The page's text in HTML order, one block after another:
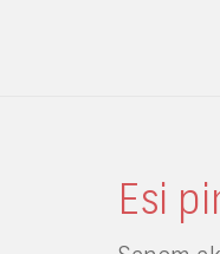
Esi